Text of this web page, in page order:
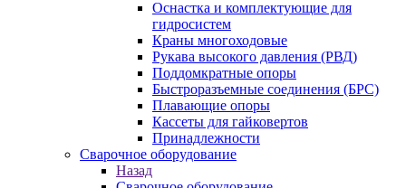
Оснастка и комплектующие для
гидросистем
Краны многоходовые
Рукава высокого давления (РВД)
Поддомкратные опоры
Быстроразъемные соединения (БРС)
Плавающие опоры
Кассеты для гайковертов
Принадлежности
Сварочное оборудование
Назад